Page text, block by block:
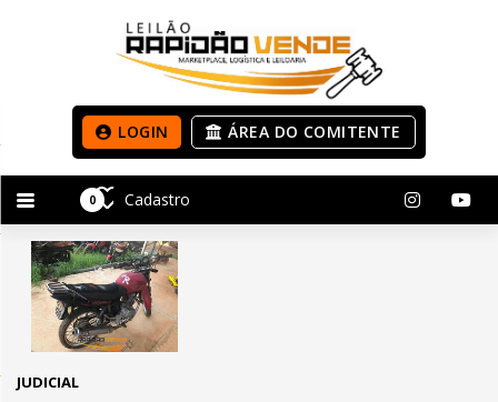
0 Cadastro
LOGIN ÁREA DO COMITENTE
JUDICIAL